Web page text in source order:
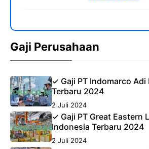
Gaji Perusahaan
✓ Gaji PT Indomarco Adi
Terbaru 2024
2 Juli 2024
✓ Gaji PT Great Eastern
Indonesia Terbaru 2024
2 Juli 2024